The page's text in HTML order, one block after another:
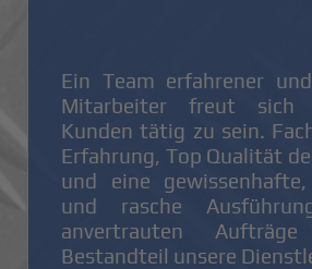
Ein Team erfahrener
Mitarbeiter freut sich
Kunden tätig zu sein.
Erfahrung, Top Qualität
und eine
und rasche
anvertrauten
Bestandteil unsere